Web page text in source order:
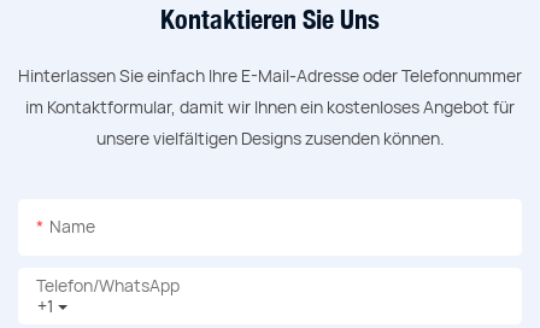
Kontaktieren Sie Uns
Hinterlassen Sie einfach Ihre E-Mail-Adresse oder Telefonnummer
im Kontaktformular, damit wir Ihnen ein kostenloses Angebot für
unsere vielfältigen Designs zusenden können.
Name
+1
Telefon/WhatsApp